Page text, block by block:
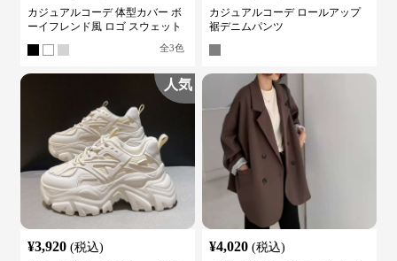
カジュアルコーデ 体型カバー ボ
ーイフレンド風 ロゴ スウェット
全3色
カジュアルコーデ ロールアップ
裾デニムパンツ
人気
¥3,920 (税込) ¥4,020 (税込)